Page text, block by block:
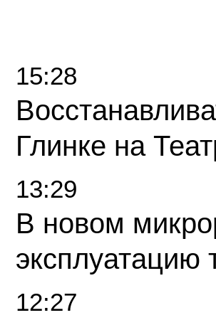
15:28
Глинке на
13:29
В новом
12:27